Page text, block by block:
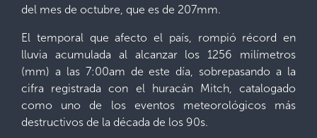
del mes de octubre, que es de 207mm.
El temporal que afecto el país, rompió récord en
lluvia acumulada al alcanzar los 1256 milímetros
(mm) a las 7:00am de este día, sobrepasando a la
cifra registrada con el huracán Mitch, catalogado
como uno de los eventos meteorológicos más
destructivos de la década de los 90s.